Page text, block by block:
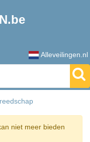
Alleveilingen.nl
niet meer bieden